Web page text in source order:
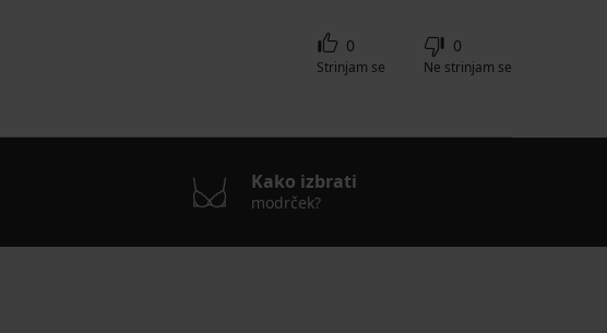
0
Strinjam se
0
Ne strinjam se
Kako izbrati
modrček?